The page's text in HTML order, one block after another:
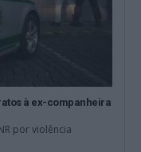
à ex-companheira
por violência